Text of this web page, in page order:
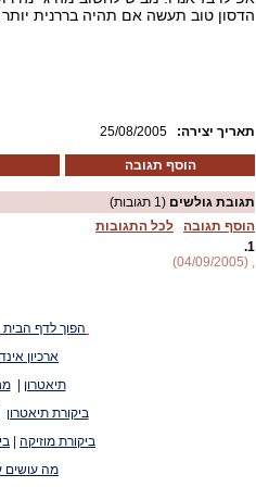
הדסון טוב תעשה אם תהיה בררנית יותר
25/08/2005 :תאריך יצירה
הוסף תגובה
תגובת גולשים (1 תגובות)
הוסף תגובה
לכל התגובות
1.
, (04/09/2005)
הפוך לדף הבית
ארכיון
תיאטרון
|
ביקורת תיאטרון
ביקורת מוזיקה
מה עושים